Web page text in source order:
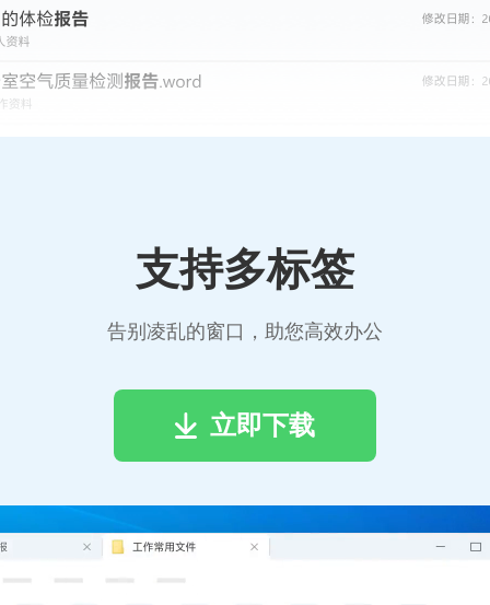
支持多标签
告别凌乱的窗口，助您高效办公
立即下载